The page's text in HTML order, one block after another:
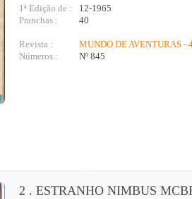
1ª Edição de :
12-1965
Pranchas :
40
Revista :
MUNDO DE AVENTURAS -
Números :
Nº 845
2 . ESTRANHO NIMBUS